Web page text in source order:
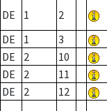
DE
1 2
DE
1 3
DE
2 10
DE
2 11
DE
2 12